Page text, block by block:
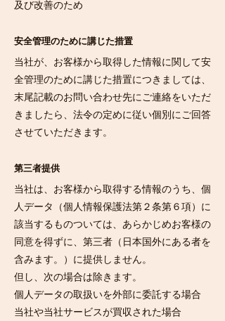
及び改善のため
安全管理のために講じた措置
当社が、お客様から取得した情報に関して安
全管理のために講じた措置につきましては、
末尾記載のお問い合わせ先にご連絡をいただ
きましたら、法令の定めに従い個別にご回答
させていただきます。
第三者提供
当社は、お客様から取得する情報のうち、個
人データ（個人情報保護法第２条第６項）に
該当するものついては、あらかじめお客様の
同意を得ずに、第三者（日本国外にある者を
含みます。）に提供しません。
但し、次の場合は除きます。
個人データの取扱いを外部に委託する場合
当社や当社サービスが買収された場合